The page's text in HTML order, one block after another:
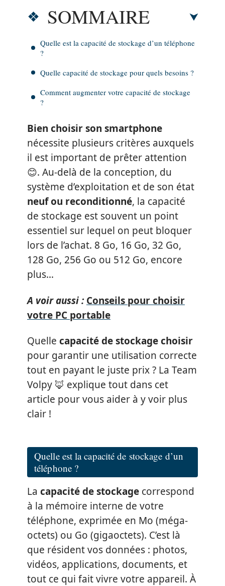
SOMMAIRE
Quelle est la capacité de stockage d’un téléphone
?
Quelle capacité de stockage pour quels besoins ?
Comment augmenter votre capacité de stockage
?
Bien choisir son smartphone
nécessite plusieurs critères auxquels
il est important de prêter attention
😊. Au-delà de la conception, du
système d’exploitation et de son état
neuf ou reconditionné, la capacité
de stockage est souvent un point
essentiel sur lequel on peut bloquer
lors de l’achat. 8 Go, 16 Go, 32 Go,
128 Go, 256 Go ou 512 Go, encore
plus…
A voir aussi : Conseils pour choisir
votre PC portable
Quelle capacité de stockage choisir
pour garantir une utilisation correcte
tout en payant le juste prix ? La Team
Volpy 🦊 explique tout dans cet
article pour vous aider à y voir plus
clair !
Quelle est la capacité de stockage d’un
téléphone ?
La capacité de stockage correspond
à la mémoire interne de votre
téléphone, exprimée en Mo (méga-
octets) ou Go (gigaoctets). C’est là
que résident vos données : photos,
vidéos, applications, documents, et
tout ce qui fait vivre votre appareil. À